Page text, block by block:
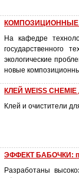
На кафедре
государственного
экологические
новые
КЛЕЙ WEISS
Клей и очистители
ЭФФЕКТ БАБОЧКИ:
Разработаны